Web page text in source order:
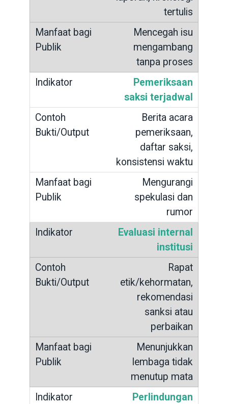
tertulis
Mencegah isu
mengambang
tanpa proses
Pemeriksaan
saksi terjadwal
Berita acara
pemeriksaan,
daftar saksi,
konsistensi waktu
Mengurangi
spekulasi dan
rumor
Evaluasi internal
institusi
Rapat
etik/kehormatan,
rekomendasi
sanksi atau
perbaikan
Menunjukkan
lembaga tidak
menutup mata
Perlindungan